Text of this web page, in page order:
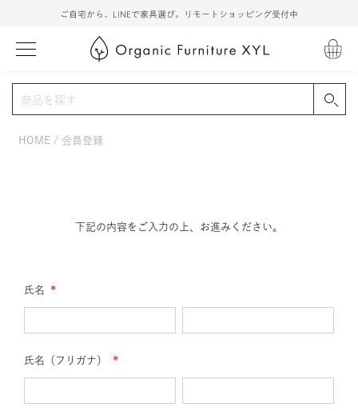
ご自宅から、LINEで家具選び。リモートショッピング受付中
HOME 会員登録
下記の内容をご入力の上、お進みください。
氏名
(必
氏名（フリガナ）
(必